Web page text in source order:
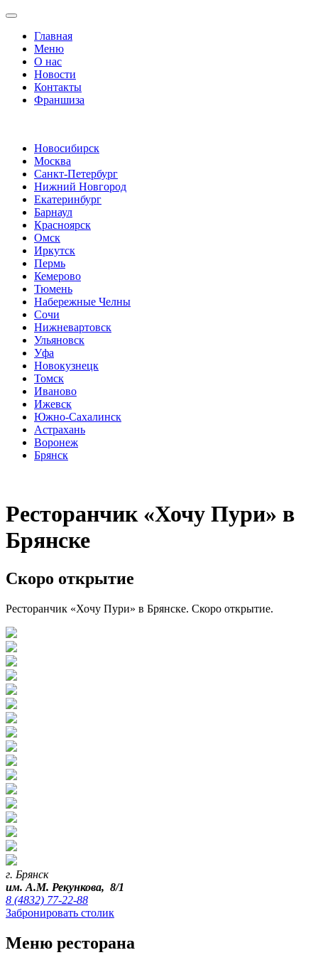
Главная
Меню
О нас
Новости
Контакты
Франшиза
Новосибирск
Москва
Санкт-Петербург
Нижний Новгород
Екатеринбург
Барнаул
Красноярск
Омск
Иркутск
Пермь
Кемерово
Тюмень
Набережные Челны
Сочи
Нижневартовск
Ульяновск
Уфа
Новокузнецк
Томск
Иваново
Ижевск
Южно-Сахалинск
Астрахань
Воронеж
Брянск
Ресторанчик «Хочу Пури» в
Брянске
Скоро открытие
Ресторанчик «Хочу Пури» в Брянске. Скоро открытие.
г. Брянск
им. А.М. Рекункова, 8/1
8 (4832) 77-22-88
Забронировать столик
Меню ресторана